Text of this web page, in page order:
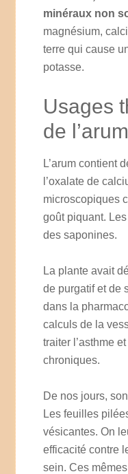
minéraux non
magnésium,
terre qui cause
potasse.
Usages
de l’arum
L’arum contient
l’oxalate de
microscopiques
goût piquant.
des saponines.
La plante avait
de purgatif et de
dans la
calculs de la
traiter l’asthme
chroniques.
De nos jours,
Les feuilles
vésicantes. On
efficacité contre
sein. Ces